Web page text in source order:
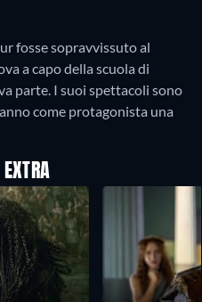
fosse sopravvissuto al
a capo della scuola di
parte. I suoi spettacoli sono
come protagonista una